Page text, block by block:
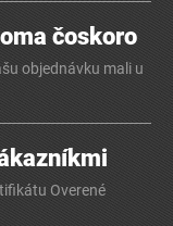
čoskoro
objednávku mali u
Overené